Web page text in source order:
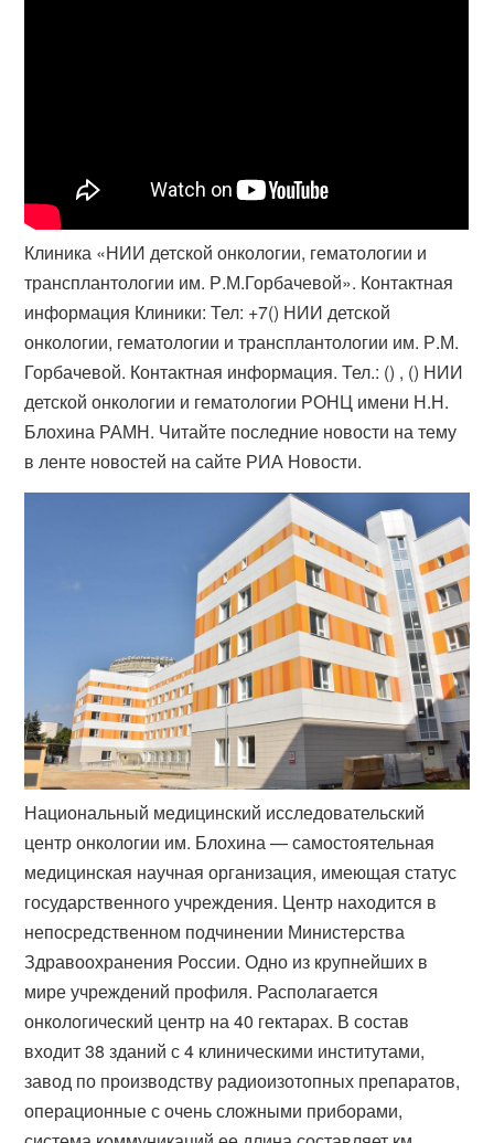
Клиника «НИИ детской онкологии, гематологии и
трансплантологии им. Р.М.​Горбачевой». Контактная
информация Клиники: Тел: +7() НИИ детской
онкологии, гематологии и трансплантологии им. Р.М.​
Горбачевой. Контактная информация. Тел.: () , () НИИ
детской онкологии и гематологии РОНЦ имени Н.Н.
Блохина РАМН. Читайте последние новости на тему
в ленте новостей на сайте РИА Новости.
Национальный медицинский исследовательский
центр онкологии им. Блохина — самостоятельная
медицинская научная организация, имеющая статус
государственного учреждения. Центр находится в
непосредственном подчинении Министерства
Здравоохранения России. Одно из крупнейших в
мире учреждений профиля. Располагается
онкологический центр на 40 гектарах. В состав
входит 38 зданий с 4 клиническими институтами,
завод по производству радиоизотопных препаратов,
операционные с очень сложными приборами,